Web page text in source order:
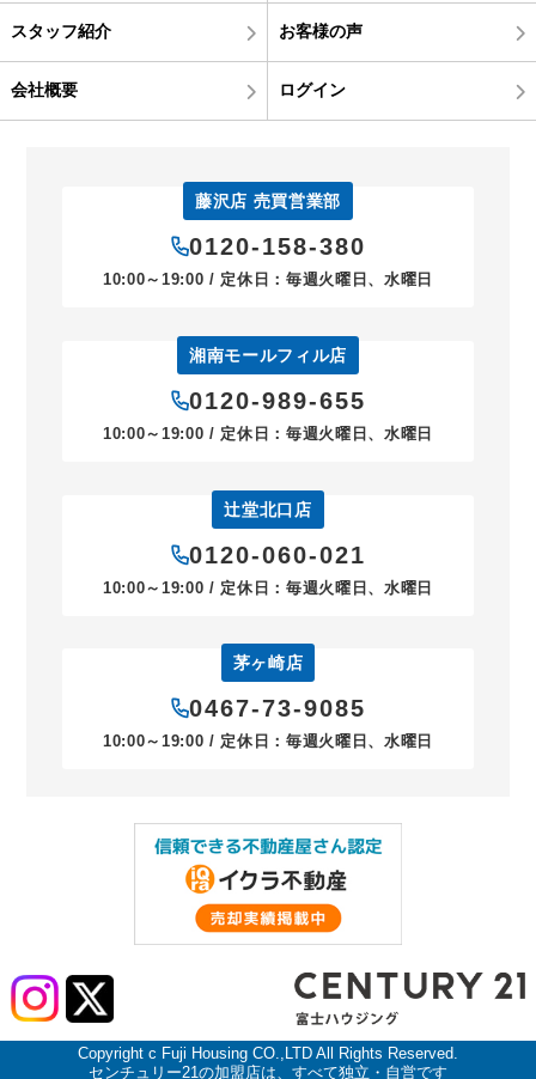
スタッフ紹介 お客様の声
会社概要 ログイン
藤沢店 売買営業部
0120-158-380
10:00～19:00 / 定休日：毎週火曜日、水曜日
湘南モールフィル店
0120-989-655
10:00～19:00 / 定休日：毎週火曜日、水曜日
辻堂北口店
0120-060-021
10:00～19:00 / 定休日：毎週火曜日、水曜日
茅ヶ崎店
0467-73-9085
10:00～19:00 / 定休日：毎週火曜日、水曜日
Copyright c Fuji Housing CO.,LTD All Rights Reserved.
センチュリー21の加盟店は、すべて独立・自営です